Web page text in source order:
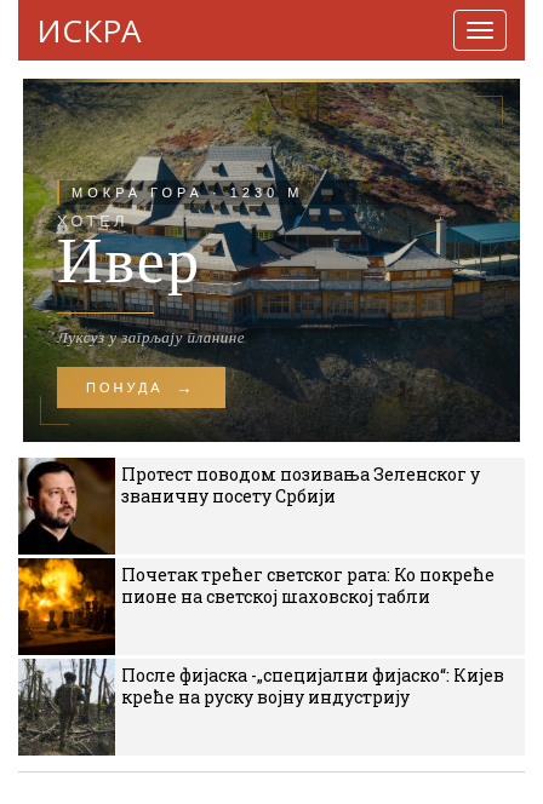
ИСКРА
Протест поводом позивања Зеленског у
званичну посету Србији
Почетак трећег светског рата: Ко покреће
пионе на светској шаховској табли
После фијаска -„специјални фијаско“: Кијев
креће на руску војну индустрију